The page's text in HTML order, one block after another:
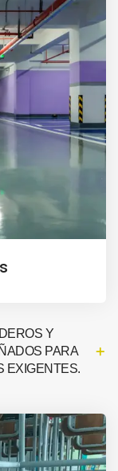
Y
PARA
EXIGENTES.